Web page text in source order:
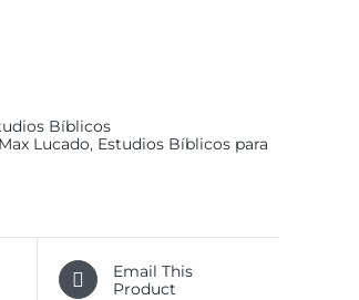
Bíblicos
Max Lucado, Estudios Bíblicos para
Email This
Product